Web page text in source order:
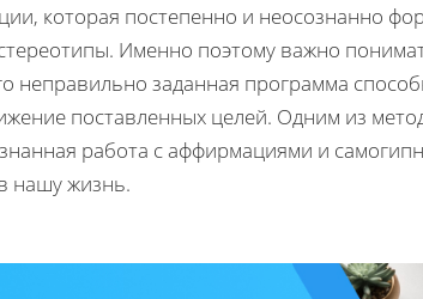
которая постепенно и неосознанно
Именно поэтому важно
неправильно заданная программа
поставленных целей. Одним из
работа с аффирмациями и
нашу жизнь.